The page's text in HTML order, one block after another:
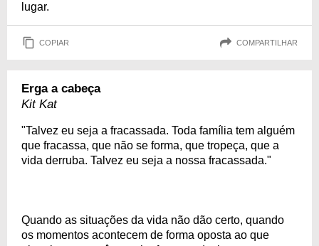
lugar.
COPIAR COMPARTILHAR
Erga a cabeça
Kit Kat
"Talvez eu seja a fracassada. Toda família tem alguém
que fracassa, que não se forma, que tropeça, que a
vida derruba. Talvez eu seja a nossa fracassada."
Quando as situações da vida não dão certo, quando
os momentos acontecem de forma oposta ao que